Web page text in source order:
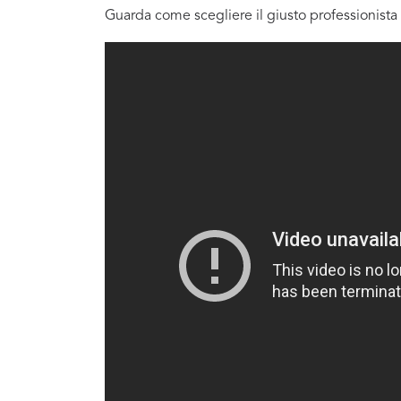
Guarda come scegliere il giusto professionista